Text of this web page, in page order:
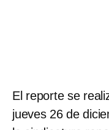
El reporte se
jueves 26 de